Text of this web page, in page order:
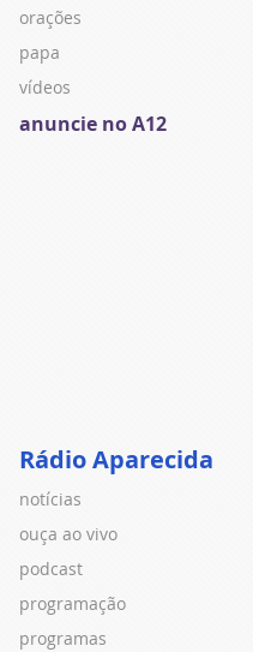
orações
papa
vídeos
anuncie no A12
Rádio Aparecida
notícias
ouça ao vivo
podcast
programação
programas